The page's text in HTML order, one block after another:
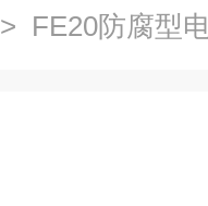
> FE20防腐型